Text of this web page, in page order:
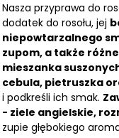
Nasza przyprawa do
dodatek do rosołu, jej
niepowtarzalnego
zupom, a także
mieszanka
cebula, pietruszka
i podkreśli ich smak.
- ziele angielskie,
zupie głębokiego